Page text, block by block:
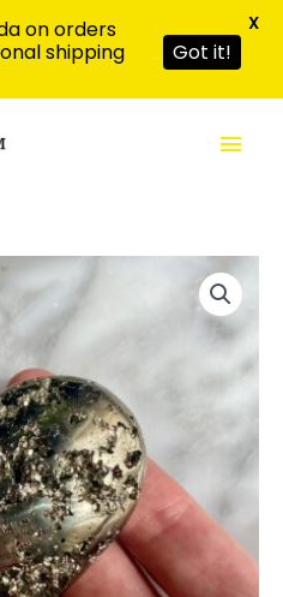
on orders
shipping
Got it!
X